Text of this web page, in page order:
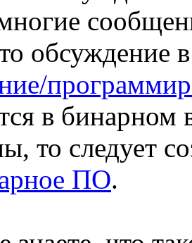
обсуждение
в бинарном
то следует
ПО.